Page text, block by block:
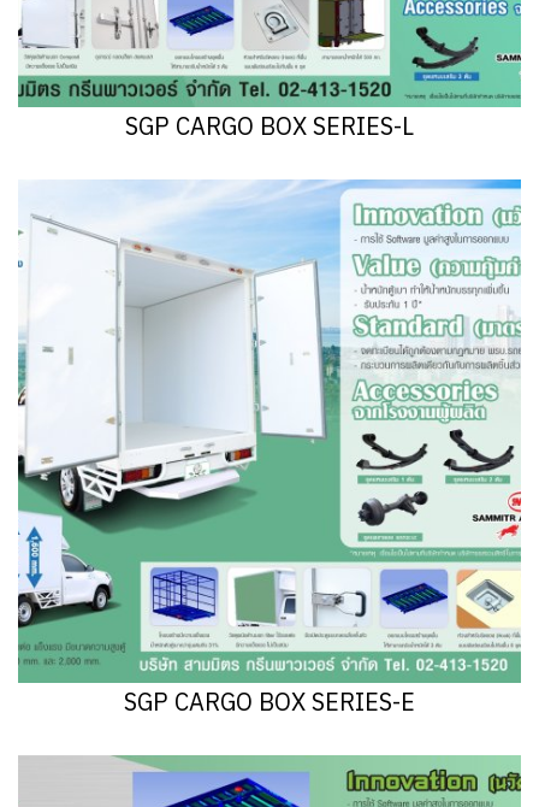
SGP CARGO BOX SERIES-L
SGP CARGO BOX SERIES-E